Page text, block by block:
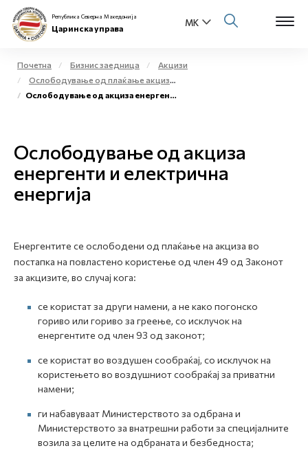
За нас
Бизнис заедница
Е-Царина
Е-Весник
Република Северна Македонија
Царинска управа
Почетна Бизнис заедница
Акцизи
Ослободување од плаќање акциза и повластено користење на акцизни добра
Ослободување од акциза енергенти и електрична енергија
Ослободување од акциза
енергенти и електрична
енергија
Енергентите се ослободени од плаќање на акциза во
постапка на повластено користење од член 49 од Законот
за акцизите, во случај кога:
се користат за други намени, а не како погонско
гориво или гориво за греење, со исклучок на
енергентите од член 93 од законот;
се користат во воздушен сообраќај, со исклучок на
користењето во воздушниот сообраќај за приватни
намени;
ги набавуваат Министерството за одбрана и
Министерството за внатрешни работи за специјалните
возила за целите на одбраната и безбедноста;